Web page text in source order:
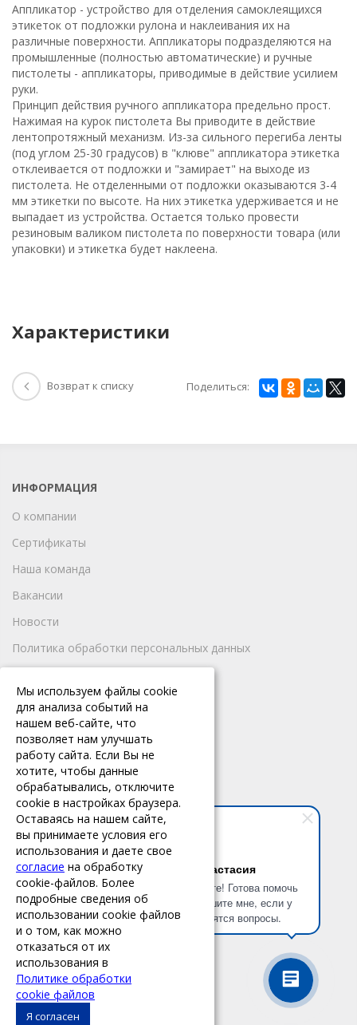
Анастасия
Здравствуйте! Готова помочь
вам. Напишите мне, если у
вас появятся вопросы.
Аппликатор - устройство для отделения самоклеящихся
этикеток от подложки рулона и наклеивания их на
различные поверхности. Аппликаторы подразделяются на
промышленные (полностью автоматические) и ручные
пистолеты - аппликаторы, приводимые в действие усилием
руки.
Принцип действия ручного аппликатора предельно прост.
Нажимая на курок пистолета Вы приводите в действие
лентопротяжный механизм. Из-за сильного перегиба ленты
(под углом 25-30 градусов) в "клюве" аппликатора этикетка
отклеивается от подложки и "замирает" на выходе из
пистолета. Не отделенными от подложки оказываются 3-4
мм этикетки по высоте. На них этикетка удерживается и не
выпадает из устройства. Остается только провести
резиновым валиком пистолета по поверхности товара (или
упаковки) и этикетка будет наклеена.
Характеристики
Возврат к списку Поделиться:
ИНФОРМАЦИЯ
О компании
Сертификаты
Наша команда
Вакансии
Новости
Политика обработки персональных данных
ПРОДУКТЫ И УСЛУГИ
Кассовое оборудование
Продукты
Техподдержка
КОНТАКТЫ
Брянск, ул. Красноармейская,
д. 128, офис 101
8 (4832) 35-51-90
8 (4832) 35-51-91
info@absolute32.ru
© 2017 ООО «Абсолют»
Все права защищены.
Мы используем файлы cookie
для анализа событий на
нашем веб-сайте, что
позволяет нам улучшать
работу сайта. Если Вы не
хотите, чтобы данные
обрабатывались, отключите
cookie в настройках браузера.
Оставаясь на нашем сайте,
вы принимаете условия его
использования и даете свое
согласие на обработку
cookie-файлов. Более
подробные сведения об
использовании cookie файлов
и о том, как можно
отказаться от их
использования в
Политике обработки
cookie файлов
Я согласен